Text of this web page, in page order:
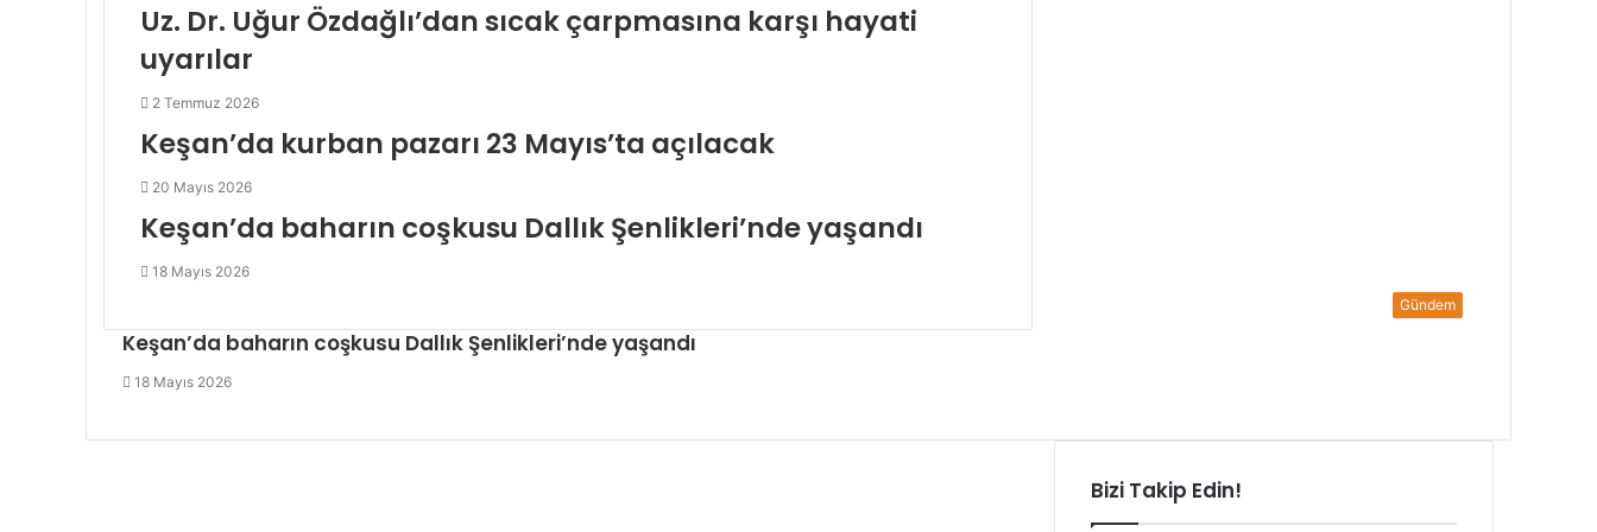
Uz. Dr. Uğur Özdağlı’dan sıcak çarpmasına karşı hayati
uyarılar
2 Temmuz 2026
Keşan’da kurban pazarı 23 Mayıs’ta açılacak
20 Mayıs 2026
Keşan’da baharın coşkusu Dallık Şenlikleri’nde yaşandı
18 Mayıs 2026
Gündem
Keşan’da baharın coşkusu Dallık Şenlikleri’nde yaşandı
18 Mayıs 2026
Bizi Takip Edin!